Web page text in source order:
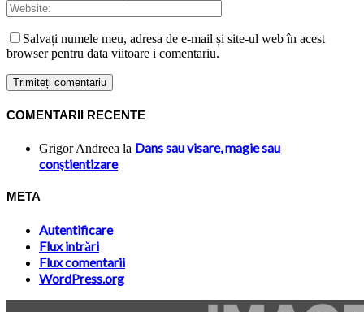
Salvați numele meu, adresa de e-mail și site-ul web în acest
browser pentru data viitoare i comentariu.
COMENTARII RECENTE
Grigor Andreea la Dans sau visare, magie sau
conştientizare
META
Autentificare
Flux intrări
Flux comentarii
WordPress.org